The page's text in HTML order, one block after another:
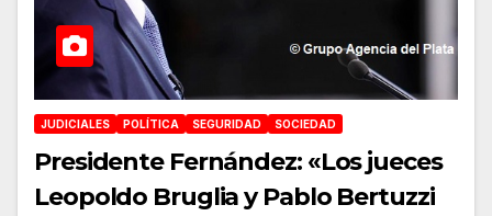
JUDICIALES POLÍTICA SEGURIDAD SOCIEDAD
Presidente Fernández: «Los jueces
Leopoldo Bruglia y Pablo Bertuzzi